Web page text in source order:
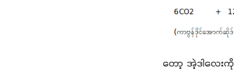
တော့ အဲ့ဒါလေး